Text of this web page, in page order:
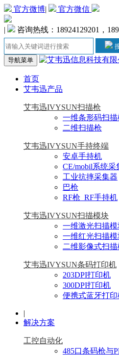
官方微博| 官方微信
| 咨询热线：18924129201，
导航菜单
首页
艾韦迅产品
艾韦迅IVYSUN扫描枪
一维条形码扫描
二维扫描枪
艾韦迅IVYSUN手持终端
安卓手持机
CE/mobil系统采
工业抗摔采集器
巴枪
RF枪_RF手持机
艾韦迅IVYSUN扫描模块
一维激光扫描模
一维红光扫描模
二维影像式扫
艾韦迅IVYSUN条码打印机
203DPI打印机
300DPI打印机
便携式蓝牙打印
|
解决方案
工控自动化
485口条码枪与